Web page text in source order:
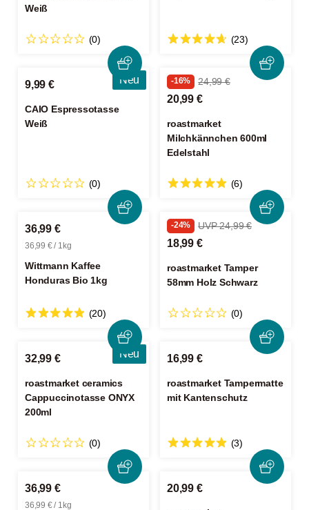
Weiß
(0) (23)
Neu
9,99 €
CAIO Espressotasse
Weiß
(0)
-16% 24,99 €
20,99 €
roastmarket
Milchkännchen 600ml
Edelstahl
(6)
36,99 €
36,99 € / 1kg
Wittmann Kaffee
Honduras Bio 1kg
(20)
-24% UVP 24,99 €
18,99 €
roastmarket Tamper
58mm Holz Schwarz
(0)
Neu
32,99 €
roastmarket ceramics
Cappuccinotasse ONYX
200ml
(0)
16,99 €
roastmarket Tampermatte
mit Kantenschutz
(3)
36,99 €
36,99 € / 1kg
20,99 €